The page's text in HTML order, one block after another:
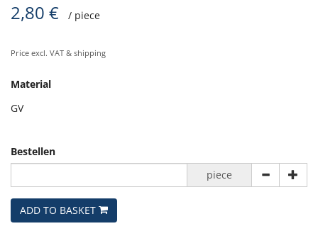
2,80 € / piece
Price excl. VAT & shipping
Material
GV
Bestellen
piece
ADD TO BASKET